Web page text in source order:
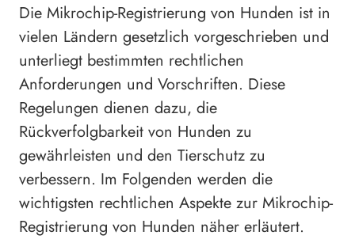
Die Mikrochip-Registrierung von Hunden ist in
vielen Ländern gesetzlich vorgeschrieben und
unterliegt bestimmten rechtlichen
Anforderungen und Vorschriften. Diese
Regelungen dienen dazu, die
Rückverfolgbarkeit von Hunden zu
gewährleisten und den Tierschutz zu
verbessern. Im Folgenden werden die
wichtigsten rechtlichen Aspekte zur Mikrochip-
Registrierung von Hunden näher erläutert.